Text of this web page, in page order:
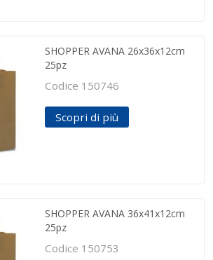
SHOPPER AVANA 26x36x12cm
25pz
Codice 150746
Scopri di più
SHOPPER AVANA 36x41x12cm
25pz
Codice 150753